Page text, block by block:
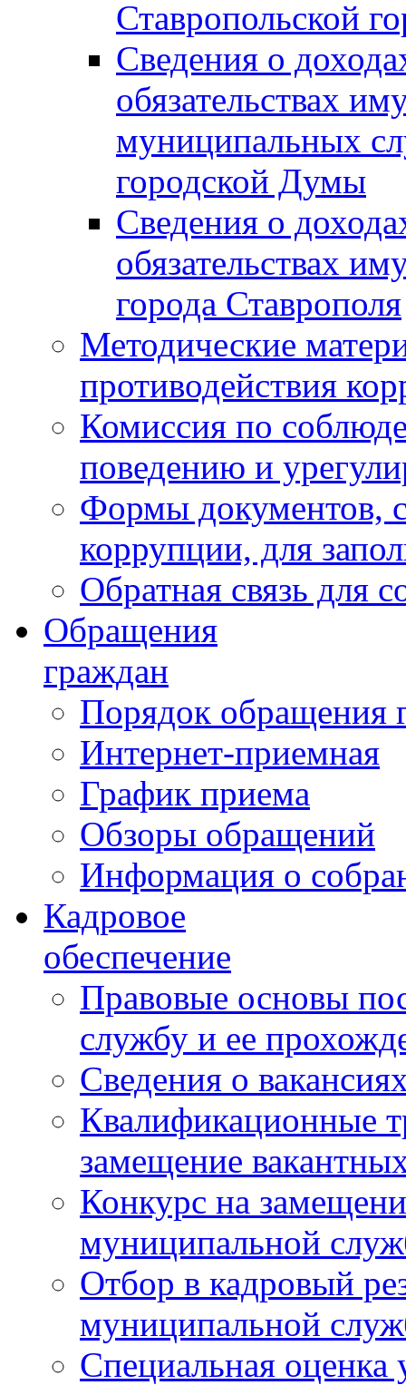
Ставропольской
Сведения о
обязательствах
муниципальных
городской Думы
Сведения о
обязательствах
города Ставрополя
Методические
противодействия
Комиссия по
поведению и
Формы документов,
коррупции, для
Обратная связь для
Обращения
граждан
Порядок обращения
Интернет-приемная
График приема
Обзоры обращений
Информация о
Кадровое
обеспечение
Правовые основы
службу и ее
Сведения о
Квалификационные
замещение
Конкурс на
муниципальной
Отбор в кадровый
муниципальной
Специальная оценка